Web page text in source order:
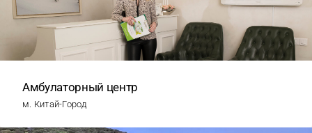
Амбулаторный центр
м. Китай-Город